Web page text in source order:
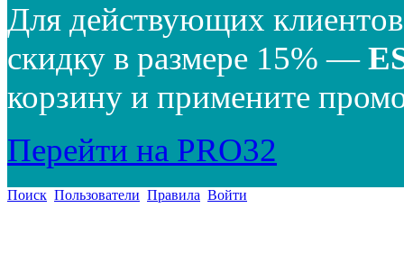
Для действующих
скидку в размере 15% —
корзину и примените
Перейти на PRO32
Поиск Пользователи Правила Войти